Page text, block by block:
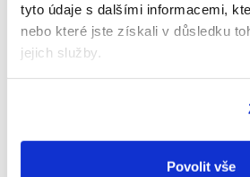
tyto údaje s dalšími informacemi,
nebo které jste získali v důsledku
jejich služby.
Povolit vše
Tuky1
3,3
g